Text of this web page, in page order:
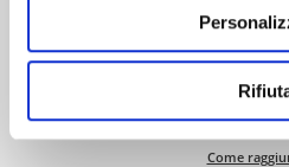
Chi
Come